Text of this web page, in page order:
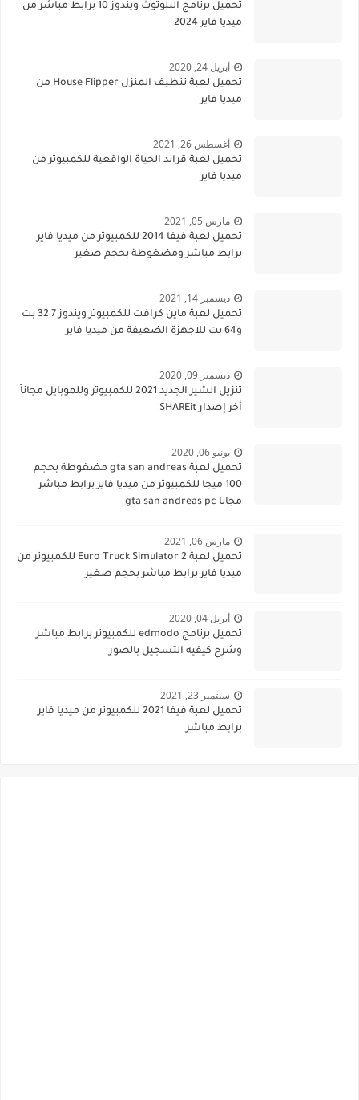
تحميل برنامج البلوتوث ويندوز 10 برابط مباشر من
ميديا فاير 2024
أبريل 24, 2020
تحميل لعبة تنظيف المنزل House Flipper من
ميديا فاير
أغسطس 26, 2021
تحميل لعبة قراند الحياة الواقعية للكمبيوتر من
ميديا فاير
مارس 05, 2021
تحميل لعبة فيفا 2014 للكمبيوتر من ميديا فاير
برابط مباشر ومضغوطة بحجم صغير
ديسمبر 14, 2021
تحميل لعبة ماين كرافت للكمبيوتر ويندوز 7 32 بت
و64 بت للاجهزة الضعيفة من ميديا فاير
ديسمبر 09, 2020
تنزيل الشير الجديد 2021 للكمبيوتر وللموبايل مجاناً
أخر إصدار SHAREit
يونيو 06, 2020
تحميل لعبة gta san andreas مضغوطة بحجم
100 ميجا للكمبيوتر من ميديا فاير برابط مباشر
مجانا gta san andreas pc
مارس 06, 2021
تحميل لعبة Euro Truck Simulator 2 للكمبيوتر من
ميديا فاير برابط مباشر بحجم صغير
أبريل 04, 2020
تحميل برنامج edmodo للكمبيوتر برابط مباشر
وشرح كيفيه التسجيل بالصور
سبتمبر 23, 2021
تحميل لعبة فيفا 2021 للكمبيوتر من ميديا فاير
برابط مباشر